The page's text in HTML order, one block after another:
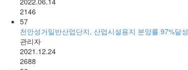
2146
57
천안성거일반산업단지, 산업시설용지 분양률 97%달성
관리자
2021.12.24
2688